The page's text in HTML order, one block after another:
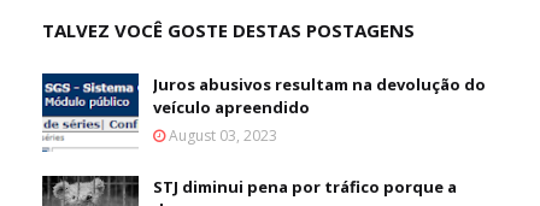
TALVEZ VOCÊ GOSTE DESTAS POSTAGENS
Juros abusivos resultam na devolução do
veículo apreendido
August 03, 2023
STJ diminui pena por tráfico porque a